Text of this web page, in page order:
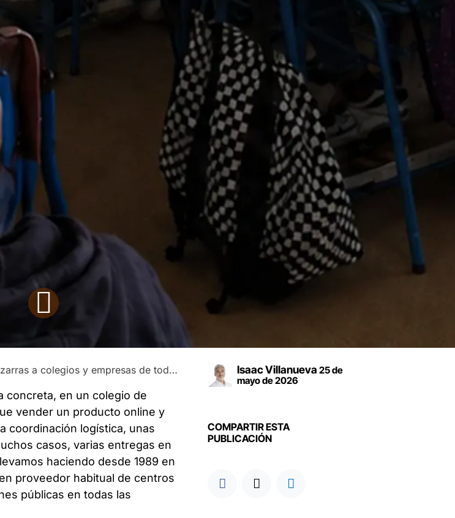
a colegios y empresas de toda España
concreta, en un colegio de
vender un producto online y
coordinación logística, unas
casos, varias entregas en
haciendo desde 1989 en
proveedor habitual de centros
públicas en todas las
Isaac Villanueva 25 de
mayo de 2026
COMPARTIR ESTA
PUBLICACIÓN